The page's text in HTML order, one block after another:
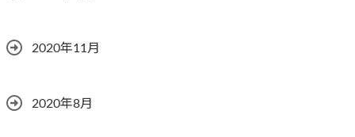
2020年11月
2020年8月